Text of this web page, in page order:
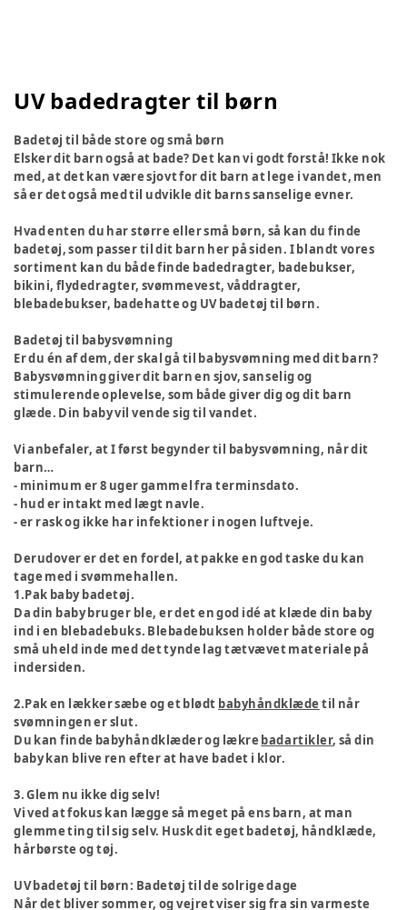
UV badedragter til børn
Badetøj til både store og små børn
Elsker dit barn også at bade? Det kan vi godt forstå! Ikke nok
med, at det kan være sjovt for dit barn at lege i vandet, men
så er det også med til udvikle dit barns sanselige evner.
Hvad enten du har større eller små børn, så kan du finde
badetøj, som passer til dit barn her på siden. I blandt vores
sortiment kan du både finde badedragter, badebukser,
bikini, flydedragter, svømmevest, våddragter,
blebadebukser, badehatte og UV badetøj til børn.
Badetøj til babysvømning
Er du én af dem, der skal gå til babysvømning med dit barn?
Babysvømning giver dit barn en sjov, sanselig og
stimulerende oplevelse, som både giver dig og dit barn
glæde. Din baby vil vende sig til vandet.
Vi anbefaler, at I først begynder til babysvømning, når dit
barn…
- minimum er 8 uger gammel fra terminsdato.
- hud er intakt med lægt navle.
- er rask og ikke har infektioner i nogen luftveje.
Derudover er det en fordel, at pakke en god taske du kan
tage med i svømmehallen.
1.Pak baby badetøj.
Da din baby bruger ble, er det en god idé at klæde din baby
ind i en blebadebuks. Blebadebuksen holder både store og
små uheld inde med det tynde lag tætvævet materiale på
indersiden.
2.Pak en lækker sæbe og et blødt babyhåndklæde til når
svømningen er slut.
Du kan finde babyhåndklæder og lækre badartikler, så din
baby kan blive ren efter at have badet i klor.
3. Glem nu ikke dig selv!
Vi ved at fokus kan lægge så meget på ens barn, at man
glemme ting til sig selv. Husk dit eget badetøj, håndklæde,
hårbørste og tøj.
UV badetøj til børn: Badetøj til de solrige dage
Når det bliver sommer, og vejret viser sig fra sin varmeste